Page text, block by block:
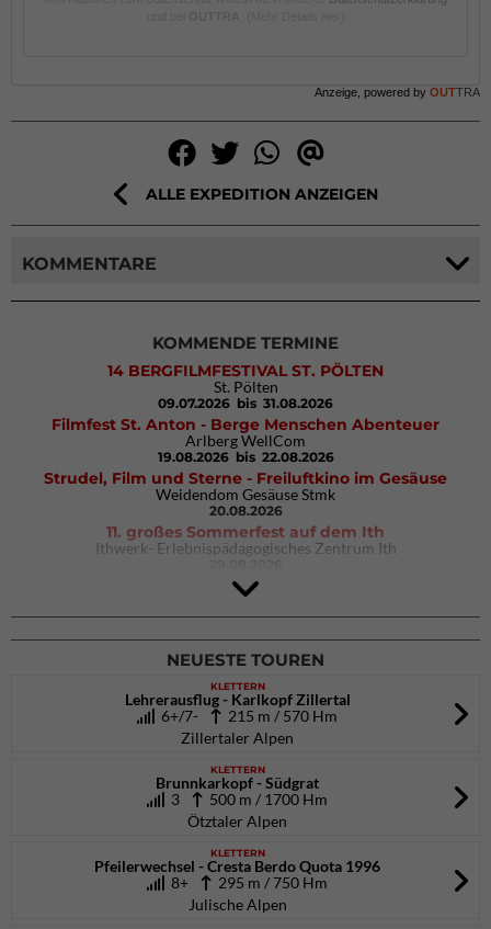
Anzeige, powered by OUTTRA
ALLE EXPEDITION ANZEIGEN
KOMMENTARE
KOMMENDE TERMINE
14 BERGFILMFESTIVAL ST. PÖLTEN
St. Pölten
09.07.2026 bis 31.08.2026
Filmfest St. Anton - Berge Menschen Abenteuer
Arlberg WellCom
19.08.2026 bis 22.08.2026
Strudel, Film und Sterne - Freiluftkino im Gesäuse
Weidendom Gesäuse Stmk
20.08.2026
11. großes Sommerfest auf dem Ith
Ithwerk- Erlebnispädagogisches Zentrum Ith
4Blocs KIDS 2026
DAV Kletter- & Boulderzentrum München Süd (Thalkirchen)
26.09.2026
NEUESTE TOUREN
KLETTERN
Lehrerausflug - Karlkopf Zillertal
6+/7-
215 m / 570 Hm
Zillertaler Alpen
KLETTERN
Brunnkarkopf - Südgrat
3
500 m / 1700 Hm
Ötztaler Alpen
KLETTERN
Pfeilerwechsel - Cresta Berdo Quota 1996
8+
295 m / 750 Hm
Julische Alpen